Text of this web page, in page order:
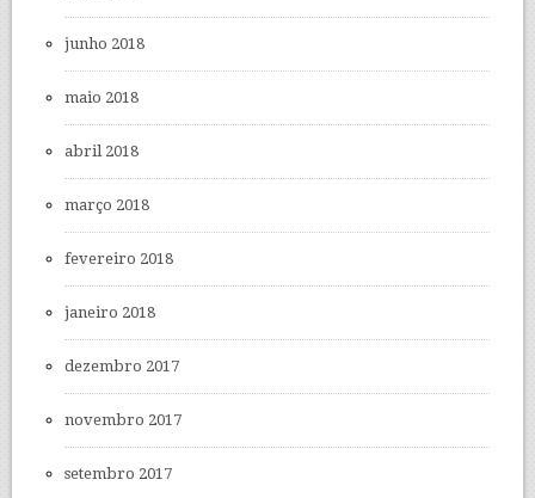
junho 2018
maio 2018
abril 2018
março 2018
fevereiro 2018
janeiro 2018
dezembro 2017
novembro 2017
setembro 2017